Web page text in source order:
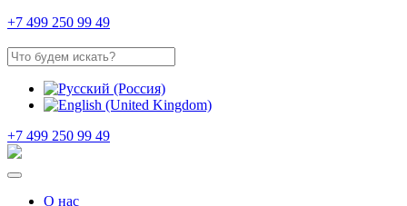
+7 499 250 99 49
+7 499 250 99 49
О нас